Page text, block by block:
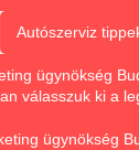
Autószerviz
ügynökség
válasszuk ki a
ügynökség